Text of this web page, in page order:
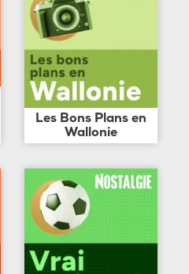
Les Bons Plans en
Wallonie